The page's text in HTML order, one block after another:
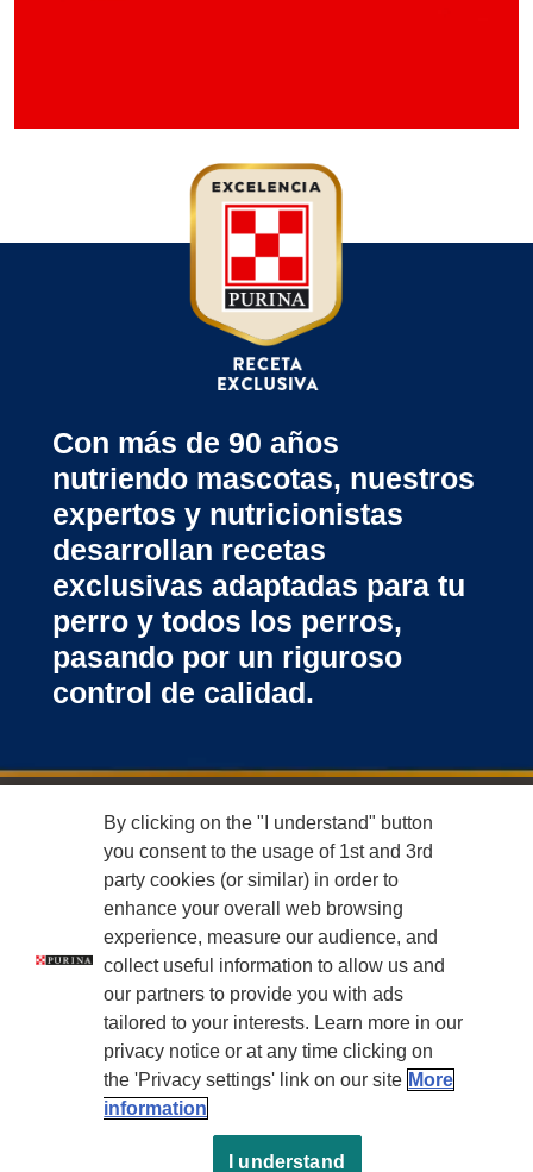
Con más de 90 años
nutriendo mascotas, nuestros
expertos y nutricionistas
desarrollan recetas
exclusivas adaptadas para tu
perro y todos los perros,
pasando por un riguroso
control de calidad.
Menu Footer Campeon
15 BENEFICIOS
COMPROMETIDOS CON EL PLANETA
LEGALES
By clicking on the "I understand" button
you consent to the usage of 1st and 3rd
party cookies (or similar) in order to
enhance your overall web browsing
experience, measure our audience, and
collect useful information to allow us and
our partners to provide you with ads
tailored to your interests. Learn more in our
privacy notice or at any time clicking on
the 'Privacy settings' link on our site More
information
I understand